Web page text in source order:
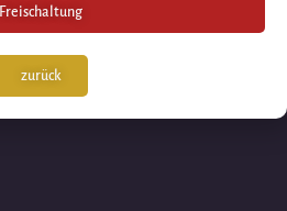
Freischaltung
zurück